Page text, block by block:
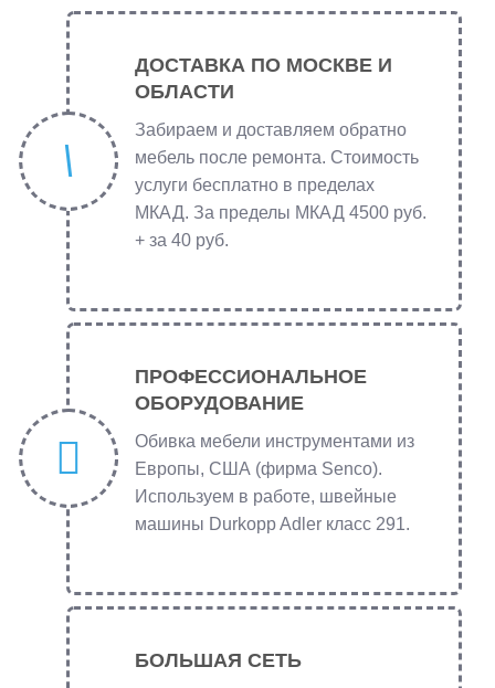
ДОСТАВКА ПО МОСКВЕ И
ОБЛАСТИ
Забираем и доставляем обратно
мебель после ремонта. Стоимость
услуги бесплатно в пределах
МКАД. За пределы МКАД 4500 руб.
+ за 40 руб.
ПРОФЕССИОНАЛЬНОЕ
ОБОРУДОВАНИЕ
Обивка мебели инструментами из
Европы, США (фирма Senco).
Используем в работе, швейные
машины Durkopp Adler класс 291.
БОЛЬШАЯ СЕТЬ